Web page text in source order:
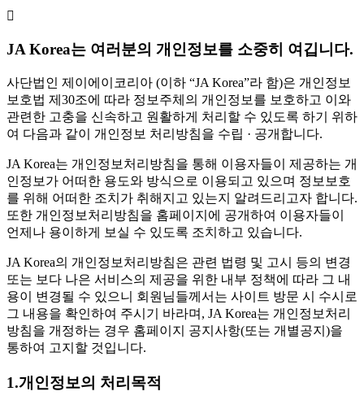
JA Korea는 여러분의 개인정보를 소중히 여깁니다.
사단법인 제이에이코리아 (이하 “JA Korea”라 함)은 개인정보
보호법 제30조에 따라 정보주체의 개인정보를 보호하고 이와
관련한 고충을 신속하고 원활하게 처리할 수 있도록 하기 위하
여 다음과 같이 개인정보 처리방침을 수립 · 공개합니다.
JA Korea는 개인정보처리방침을 통해 이용자들이 제공하는 개
인정보가 어떠한 용도와 방식으로 이용되고 있으며 정보보호
를 위해 어떠한 조치가 취해지고 있는지 알려드리고자 합니다.
또한 개인정보처리방침을 홈페이지에 공개하여 이용자들이
언제나 용이하게 보실 수 있도록 조치하고 있습니다.
JA Korea의 개인정보처리방침은 관련 법령 및 고시 등의 변경
또는 보다 나은 서비스의 제공을 위한 내부 정책에 따라 그 내
용이 변경될 수 있으니 회원님들께서는 사이트 방문 시 수시로
그 내용을 확인하여 주시기 바라며, JA Korea는 개인정보처리
방침을 개정하는 경우 홈페이지 공지사항(또는 개별공지)을
통하여 고지할 것입니다.
1.개인정보의 처리목적